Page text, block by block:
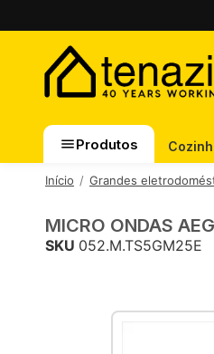
Produtos
Início Grandes
MICRO ONDAS
SKU 052.M.TS5GM25E